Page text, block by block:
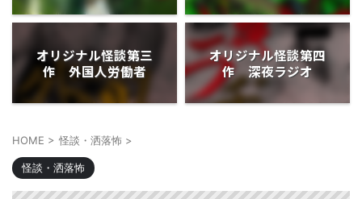
オリジナル怪談第三
作 外国人労働者
オリジナル怪談第四
作 深夜ラジオ
HOME > 怪談・洒落怖 >
怪談・洒落怖